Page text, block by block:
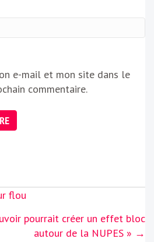
e-mail et mon site dans le
commentaire.
flou
pourrait créer un effet bloc
autour de la NUPES » →